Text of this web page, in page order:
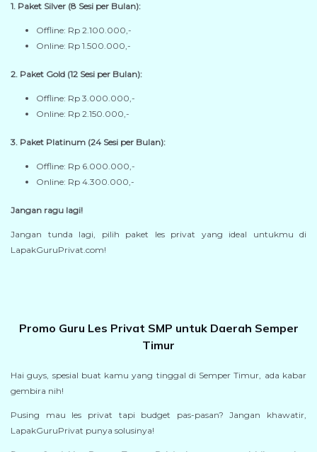
1. Paket Silver (8 Sesi per Bulan):
Offline: Rp 2.100.000,-
Online: Rp 1.500.000,-
2. Paket Gold (12 Sesi per Bulan):
Offline: Rp 3.000.000,-
Online: Rp 2.150.000,-
3. Paket Platinum (24 Sesi per Bulan):
Offline: Rp 6.000.000,-
Online: Rp 4.300.000,-
Jangan ragu lagi!
Jangan tunda lagi, pilih paket les privat yang ideal untukmu di
LapakGuruPrivat.com!
Promo Guru Les Privat SMP untuk Daerah Semper
Timur
Hai guys, spesial buat kamu yang tinggal di Semper Timur, ada kabar
gembira nih!
Pusing mau les privat tapi budget pas-pasan? Jangan khawatir,
LapakGuruPrivat punya solusinya!